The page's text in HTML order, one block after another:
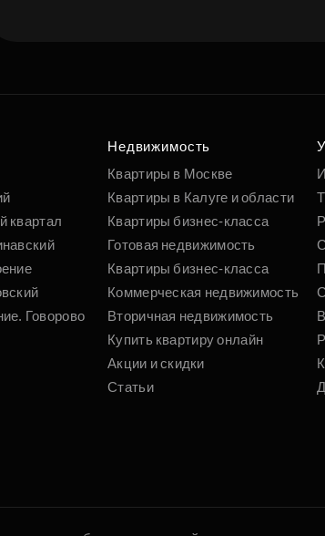
квартал
Говорово
Недвижимость
Квартиры в Москве
Квартиры в Калуге и области
Квартиры бизнес-класса
Готовая недвижимость
Квартиры бизнес-класса
Коммерческая недвижимость
Вторичная недвижимость
Купить квартиру онлайн
Акции и скидки
Статьи